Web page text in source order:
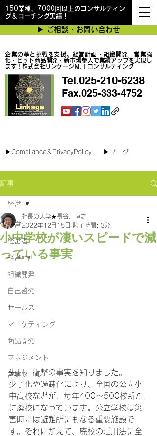
150業種、7000回以上のコンサルティン
グ＆コーチング実績！
企業の夢と挑戦を支援。経営計画・組織開発・営業強
化・ヒット商品開発・新市場参入で業績アップを実現し
ます！株式会社リンケージＭ.Ｉコンサルティング
▶︎ ご相談・お問い合わせ
Tel.025-210-6238
Fax.025-333-4752
▶︎Compliance＆PrivacyPolicy ▶︎ブログ
記事
経営
経営者
経営計画
組織開発
自己啓発
セールス
マーケティング
商品開発
マネジメント
営業ツール
経営
小中学校が凄いスピードで減
っている事実
社長の大学★長谷川博之
2022年12月15日 読了時間: 3分
先日、衝撃の事実を知りました。
少子化や過疎化により、全国の公立小
中高校などが、毎年400～500校新た
に廃校になっています。公立学校は災
害時には避難所にもなる重要施設で
す。それに加えて、廃校の活用法に全